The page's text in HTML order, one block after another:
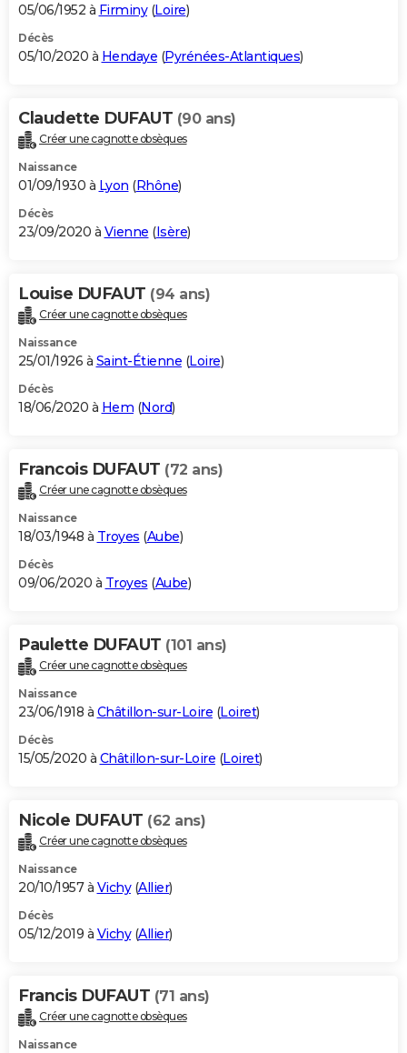
05/06/1952 à Firminy(Loire)
Décès
05/10/2020 à Hendaye (Pyrénées-Atlantiques)
Claudette DUFAUT (90 ans)
Créer une cagnotte obsèques
Naissance
01/09/1930 à Lyon (Rhône)
Décès
23/09/2020 à Vienne (Isère)
Louise DUFAUT (94 ans)
Créer une cagnotte obsèques
Naissance
25/01/1926 à Saint-Étienne (Loire)
Décès
18/06/2020 à Hem (Nord)
Francois DUFAUT (72 ans)
Créer une cagnotte obsèques
Naissance
18/03/1948 à Troyes (Aube)
Décès
09/06/2020 à Troyes (Aube)
Paulette DUFAUT (101 ans)
Créer une cagnotte obsèques
Naissance
23/06/1918 à Châtillon-sur-Loire (Loiret)
Décès
15/05/2020 à Châtillon-sur-Loire (Loiret)
Nicole DUFAUT (62 ans)
Créer une cagnotte obsèques
Naissance
20/10/1957 à Vichy(Allier)
Décès
05/12/2019 à Vichy(Allier)
Francis DUFAUT (71 ans)
Créer une cagnotte obsèques
Naissance